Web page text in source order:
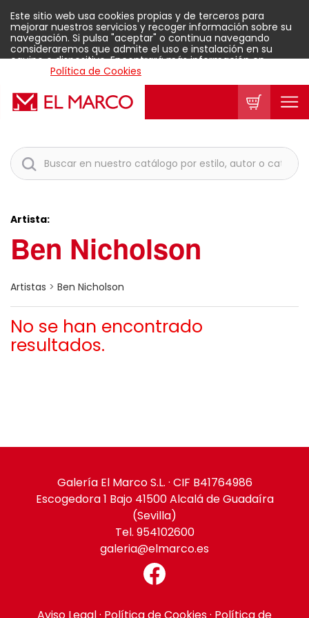
Este sitio web usa cookies propias y de terceros para
mejorar nuestros servicios y recoger información sobre su
navegación. Si pulsa "aceptar" o continua navegando
consideraremos que admite el uso e instalación en su
equipo o dispositivo. Encontrará más información en
Política de Cookies
Aceptar
Artista:
Ben Nicholson
Artistas > Ben Nicholson
No se han encontrado
resultados.
Galería El Marco S.L. · CIF B41764986
Escogedora 1 Bajo 41500 Alcalá de Guadaíra
(Sevilla)
Tel. 954102600
galeria@elmarco.es